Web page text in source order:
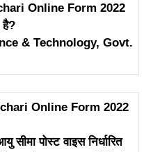
Online Form 2022
है?
& Technology, Govt.
Online Form 2022
पोस्ट वाइस निर्धारित